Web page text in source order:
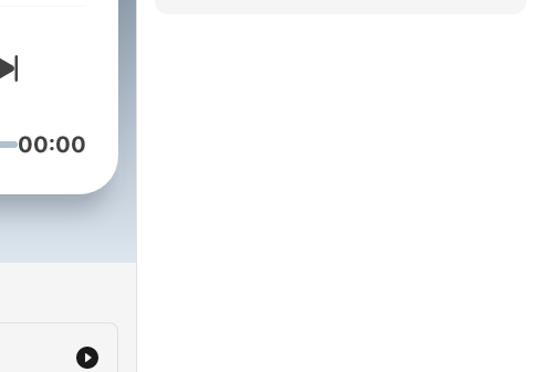
y
a
la
00:00